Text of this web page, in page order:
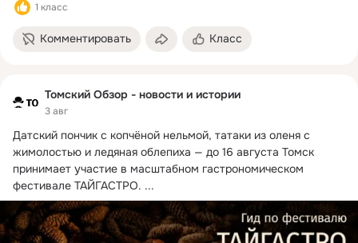
1 класс
Комментировать Класс
Томский Обзор - новости и истории
3 авг
Датский пончик с копчёной нельмой, татаки из оленя с
жимолостью и ледяная облепиха — до 16 августа Томск
принимает участие в масштабном гастрономическом
фестивале ТАЙГАСТРО. ...